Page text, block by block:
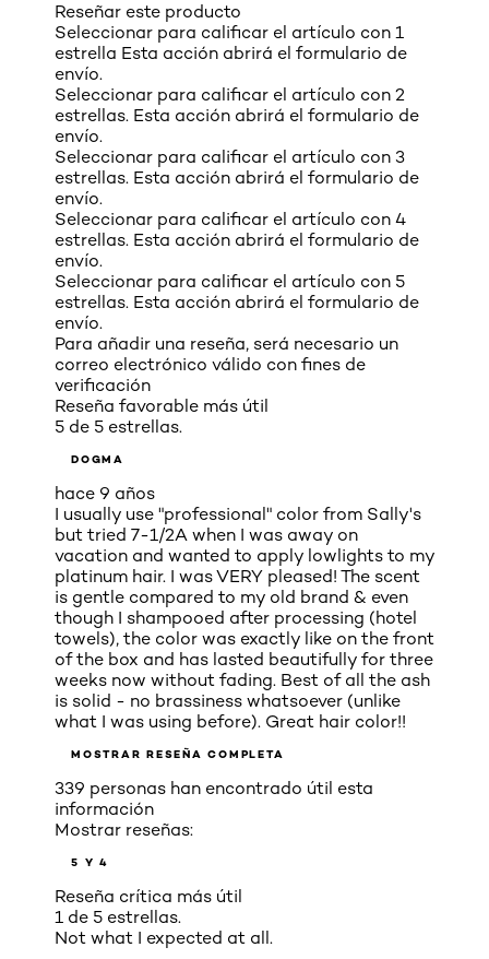
Reseñar este producto
Seleccionar para calificar el artículo con 1
estrella Esta acción abrirá el formulario de
envío.
Seleccionar para calificar el artículo con 2
estrellas. Esta acción abrirá el formulario de
envío.
Seleccionar para calificar el artículo con 3
estrellas. Esta acción abrirá el formulario de
envío.
Seleccionar para calificar el artículo con 4
estrellas. Esta acción abrirá el formulario de
envío.
Seleccionar para calificar el artículo con 5
estrellas. Esta acción abrirá el formulario de
envío.
Para añadir una reseña, será necesario un
correo electrónico válido con fines de
verificación
Reseña favorable más útil
5 de 5 estrellas.
DOGMA
hace 9 años
I usually use "professional" color from Sally's
but tried 7-1/2A when I was away on
vacation and wanted to apply lowlights to my
platinum hair. I was VERY pleased! The scent
is gentle compared to my old brand & even
though I shampooed after processing (hotel
towels), the color was exactly like on the front
of the box and has lasted beautifully for three
weeks now without fading. Best of all the ash
is solid - no brassiness whatsoever (unlike
what I was using before). Great hair color!!
MOSTRAR RESEÑA COMPLETA
339 personas han encontrado útil esta
información
Mostrar reseñas:
5 Y 4
Reseña crítica más útil
1 de 5 estrellas.
Not what I expected at all.